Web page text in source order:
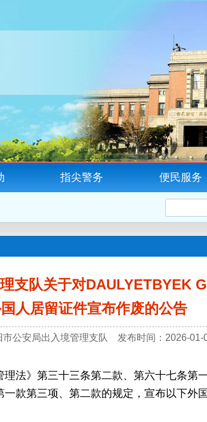
指尖警务 便民服务
支队关于对DAULYETBYEK
人居留证件宣布作废的公告
市公安局出入境管理支队 发布时间：2026-
》第三十三条第二款、第六十七条第
款第三项、第二款的规定，宣布以下外